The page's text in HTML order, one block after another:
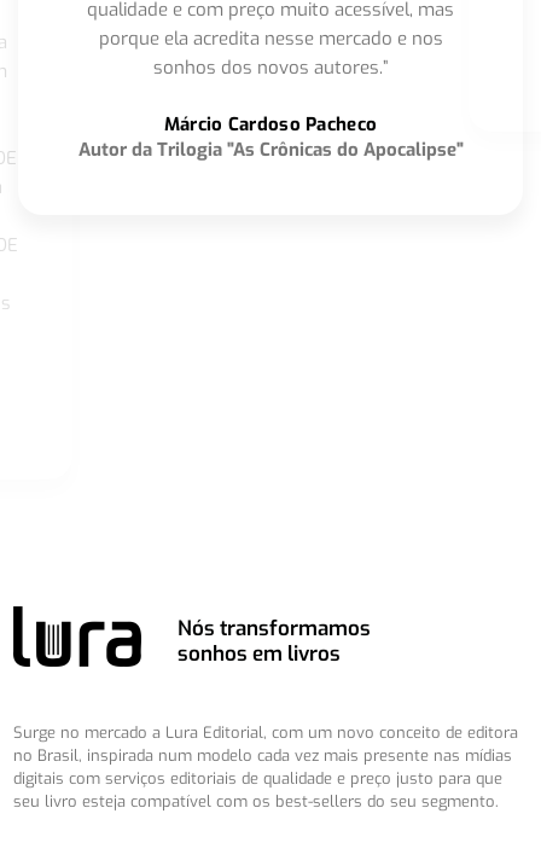
qualidade e com preço muito acessível, mas
porque ela acredita nesse mercado e nos
sonhos dos novos autores.”
Márcio Cardoso Pacheco
Autor da Trilogia "As Crônicas do Apocalipse"
Nós transformamos
sonhos em livros
Surge no mercado a Lura Editorial, com um novo conceito de editora
no Brasil, inspirada num modelo cada vez mais presente nas mídias
digitais com serviços editoriais de qualidade e preço justo para que
seu livro esteja compatível com os best-sellers do seu segmento.